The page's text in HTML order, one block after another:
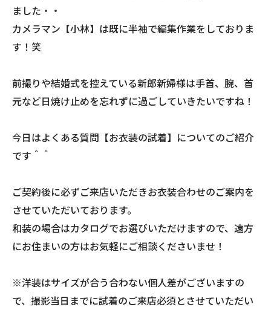
ました・・
カメラマン【小林】は既に半袖で編集作業をしておりま
す！笑
前撮りや結婚式を控えている新郎新婦様は手首、腕、首
元など日焼け止めを忘れずに過ごしていきたいですね！
今日はよくある質問【お衣装の試着】についてのご紹介
です＾＾
ご契約後に必ずご来店いただきお衣装合わせのご案内を
させていただいております。
和装の場合はカタログでお選びいただけますので、遠方
にお住まいの方はお気軽にご相談くださいませ！
※洋装はサイズが合う合わない個人差がございますの
で、撮影当日までに試着のご来店必須とさせていただい